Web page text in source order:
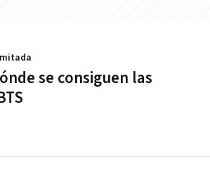
se consiguen las